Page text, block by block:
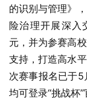
的识别与管理》
险治理开展深入
元，并为参赛高
支持，打造高水
次赛事报名已于
均可登录“挑战杯”